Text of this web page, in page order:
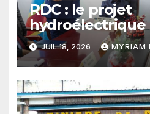
RDC : le projet
hydroélectrique
franchit une
pour électrifier
Central
JUIL 18, 2026 MYRIAM